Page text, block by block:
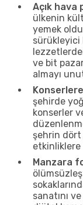
Açık hava
ülkenin
yemek
sürükleyici
ve bit
almayı
şehirde
konserler
şehrin dört
etkinliklere
Manzara
sanatını